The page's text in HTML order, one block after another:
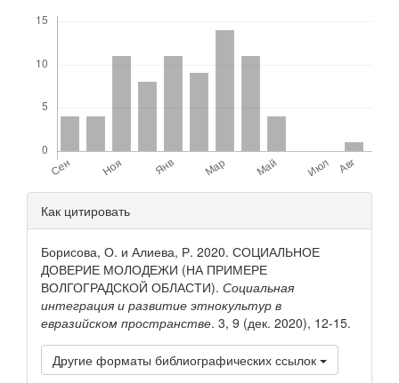
Детали
статьи
Как цитировать
Борисова, О. и Алиева, Р. 2020. СОЦИАЛЬНОЕ
ДОВЕРИЕ МОЛОДЕЖИ (НА ПРИМЕРЕ
ВОЛГОГРАДСКОЙ ОБЛАСТИ). Социальная
интеграция и развитие этнокультур в
евразийском пространстве. 3, 9 (дек. 2020), 12-15.
Другие форматы библиографических ссылок